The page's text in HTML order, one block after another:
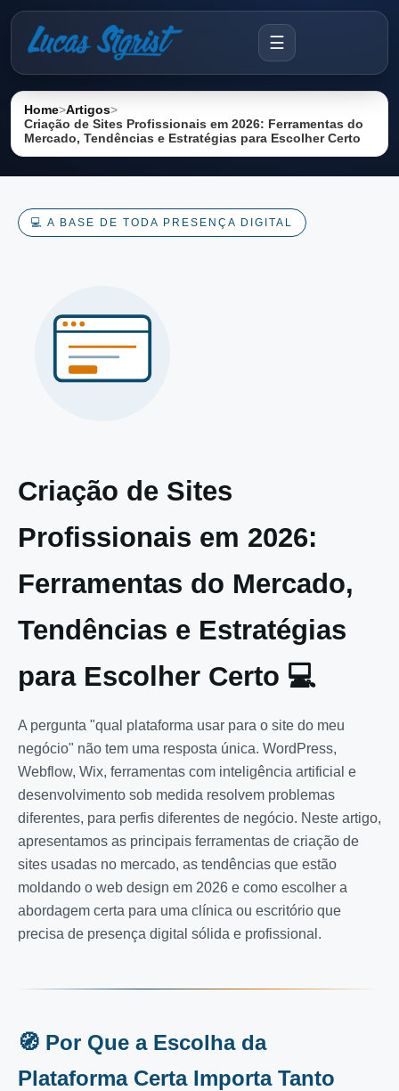
☰
Home>Artigos>
Criação de Sites Profissionais em 2026: Ferramentas do
Mercado, Tendências e Estratégias para Escolher Certo
💻 A BASE DE TODA PRESENÇA DIGITAL
Criação de Sites
Profissionais em 2026:
Ferramentas do Mercado,
Tendências e Estratégias
para Escolher Certo 💻
A pergunta "qual plataforma usar para o site do meu
negócio" não tem uma resposta única. WordPress,
Webflow, Wix, ferramentas com inteligência artificial e
desenvolvimento sob medida resolvem problemas
diferentes, para perfis diferentes de negócio. Neste artigo,
apresentamos as principais ferramentas de criação de
sites usadas no mercado, as tendências que estão
moldando o web design em 2026 e como escolher a
abordagem certa para uma clínica ou escritório que
precisa de presença digital sólida e profissional.
🧭 Por Que a Escolha da
Plataforma Certa Importa Tanto